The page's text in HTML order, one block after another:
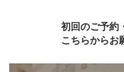
初回のご予約
こちらからお